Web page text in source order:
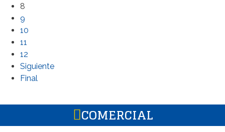
8
9
10
11
12
Siguiente
Final
COMERCIAL